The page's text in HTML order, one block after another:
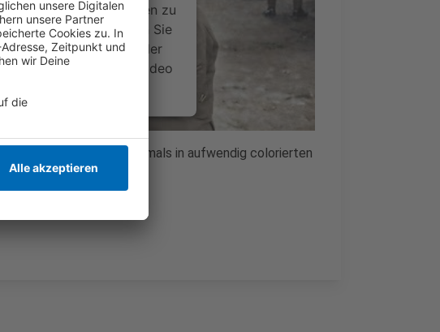
Service kann Daten zu
sammeln. Bitte lesen Sie
und stimmen Sie der
zu, um dieses Video
Akzeptieren
Consent Management
Ersten Weltkrieges erstmals in aufwendig colorierten